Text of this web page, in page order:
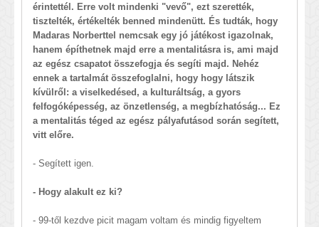
érintettél. Erre volt mindenki "vevő", ezt szerették,
tisztelték, értékelték benned mindenütt. És tudták, hogy
Madaras Norberttel nemcsak egy jó játékost igazolnak,
hanem építhetnek majd erre a mentalitásra is, ami majd
az egész csapatot összefogja és segíti majd. Nehéz
ennek a tartalmát összefoglalni, hogy hogy látszik
kívülről: a viselkedésed, a kulturáltság, a gyors
felfogóképesség, az önzetlenség, a megbízhatóság... Ez
a mentalitás téged az egész pályafutásod során segített,
vitt előre.
- Segített igen.
- Hogy alakult ez ki?
- 99-től kezdve picit magam voltam és mindig figyeltem